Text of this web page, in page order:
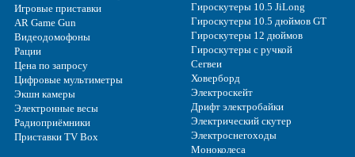
Игровые приставки
AR Game Gun
Видеодомофоны
Рации
Цена по запросу
Цифровые мультиметры
Экшн камеры
Электронные весы
Радиоприёмники
Приставки TV Box
Гироскутеры 10.5 JiLong
Гироскутеры 10.5 дюймов GT
Гироскутеры 12 дюймов
Гироскутеры с ручкой
Сегвеи
Ховерборд
Электроскейт
Дрифт электробайки
Электрический скутер
Электроснегоходы
Моноколеса